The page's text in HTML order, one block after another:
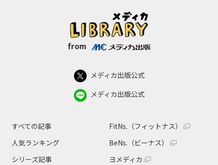
from
メディカ出版公式
メディカ出版公式
すべての記事
人気ランキング
シリーズ記事
FitNs.（フィットナス）
BeNs.（ビーナス）
ヨメディカ